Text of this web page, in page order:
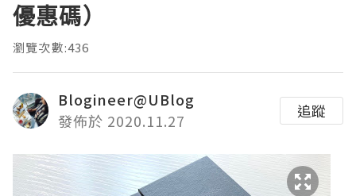
優惠碼）
瀏覽次數:436
Blogineer@UBlog
發佈於 2020.11.27
追蹤